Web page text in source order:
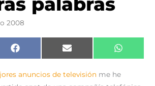
2008
Compartir
en
F
a
b
o
Compartir
en
E
m
i
l
en
W
h
A
anuncios de televisión me he